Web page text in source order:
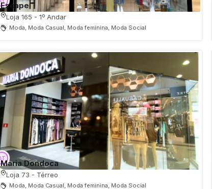
Escape
Loja 165 - 1º Andar
Moda, Moda Casual, Moda feminina, Moda Social
Maria Dondoca
Loja 73 - Térreo
Moda, Moda Casual, Moda feminina, Moda Social